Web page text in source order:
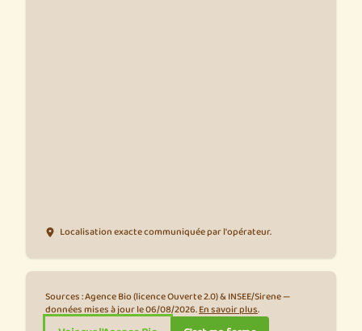
Localisation exacte communiquée par l'opérateur.
Sources : Agence Bio (licence Ouverte 2.0) & INSEE/Sirene —
données mises à jour le 06/08/2026.En savoir plus.